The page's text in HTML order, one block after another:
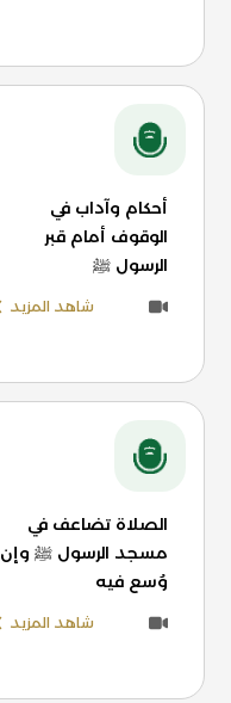
أحكام وآداب في
الوقوف أمام قبر
الرسول ﷺ
شاهد المزيد
الصلاة تضاعف في
مسجد الرسول ﷺ وإن
وُسع فيه
شاهد المزيد